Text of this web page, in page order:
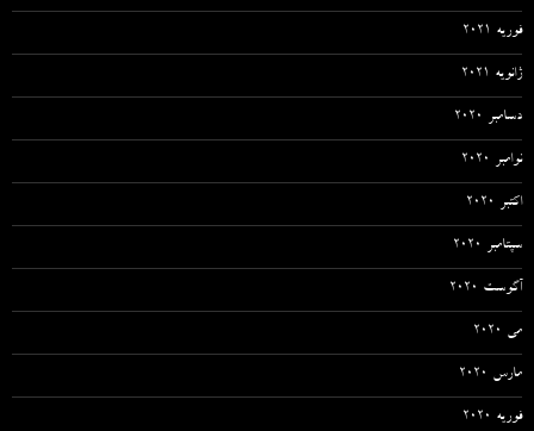
فوریه 2021
ژانویه 2021
دسامبر 2020
نوامبر 2020
اکتبر 2020
سپتامبر 2020
آگوست 2020
می 2020
مارس 2020
فوریه 2020